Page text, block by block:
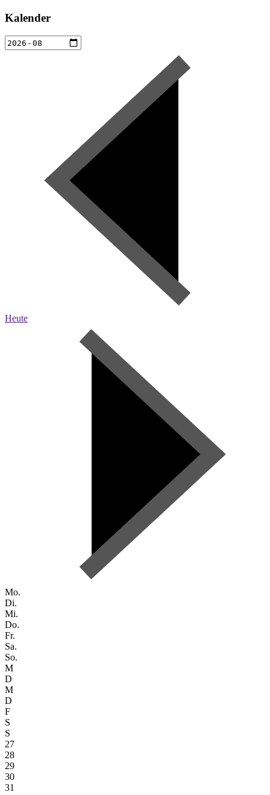
Kalender
Heute
Mo.
Di.
Mi.
Do.
Fr.
Sa.
So.
M
D
M
D
F
S
S
27
28
29
30
31